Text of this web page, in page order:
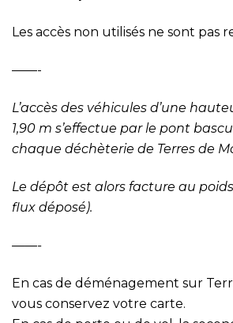
Les accès non utilisés ne sont pas
——-
L’accès des véhicules d’une
1,90 m s’effectue par le pont
chaque déchèterie de Terres de
Le dépôt est alors facture au
flux déposé).
——-
En cas de déménagement sur
vous conservez votre carte.